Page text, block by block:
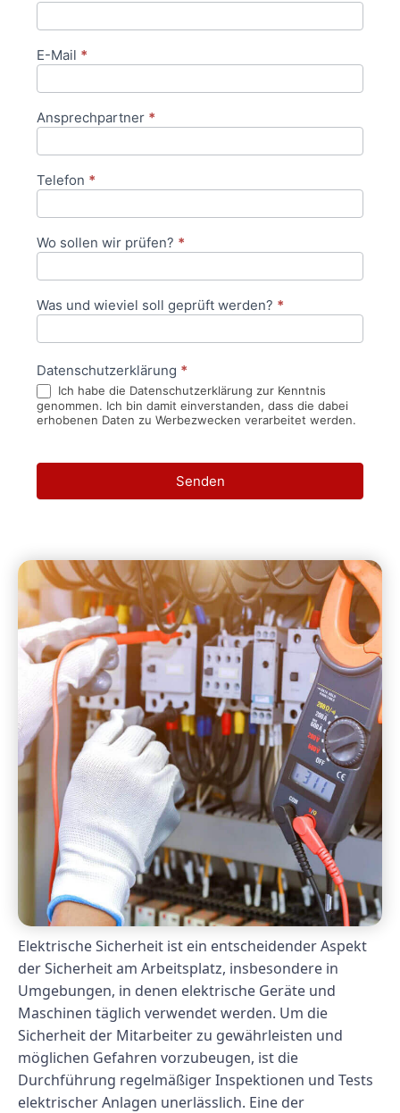
E-Mail *
Ansprechpartner *
Telefon *
Wo sollen wir prüfen? *
Was und wieviel soll geprüft werden? *
Datenschutzerklärung *
Ich habe die Datenschutzerklärung zur Kenntnis
genommen. Ich bin damit einverstanden, dass die dabei
erhobenen Daten zu Werbezwecken verarbeitet werden.
Senden
Elektrische Sicherheit ist ein entscheidender Aspekt
der Sicherheit am Arbeitsplatz, insbesondere in
Umgebungen, in denen elektrische Geräte und
Maschinen täglich verwendet werden. Um die
Sicherheit der Mitarbeiter zu gewährleisten und
möglichen Gefahren vorzubeugen, ist die
Durchführung regelmäßiger Inspektionen und Tests
elektrischer Anlagen unerlässlich. Eine der